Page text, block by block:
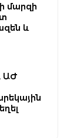
մարզի
և
ԱԺ